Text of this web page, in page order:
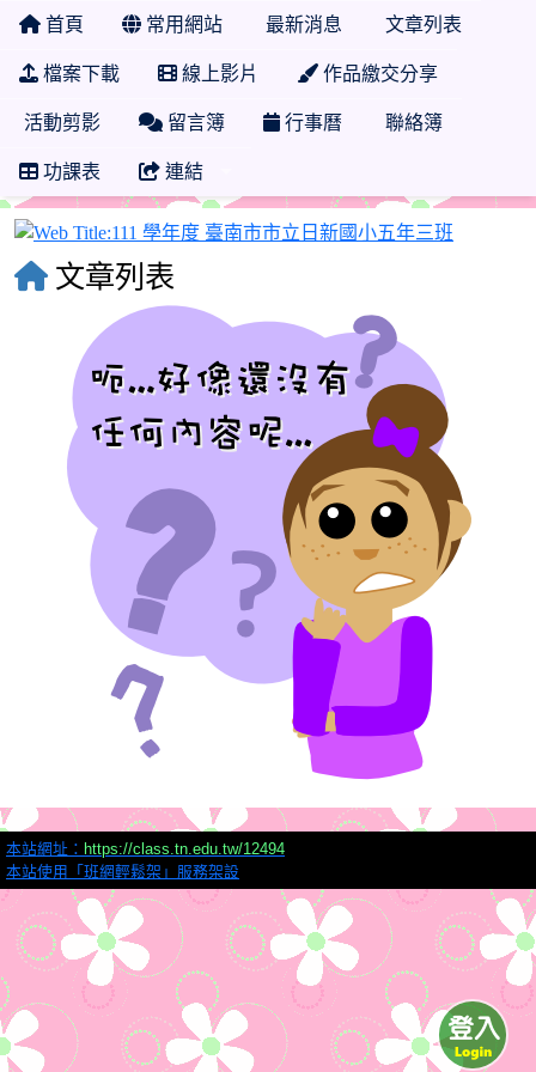
首頁 常用網站 最新消息 文章列表
檔案下載 線上影片 作品繳交分享
活動剪影 留言簿 行事曆 聯絡簿
功課表 連結
文章列表
本站網址： https://class.tn.edu.tw/12494
本站使用「班網輕鬆架」服務架設